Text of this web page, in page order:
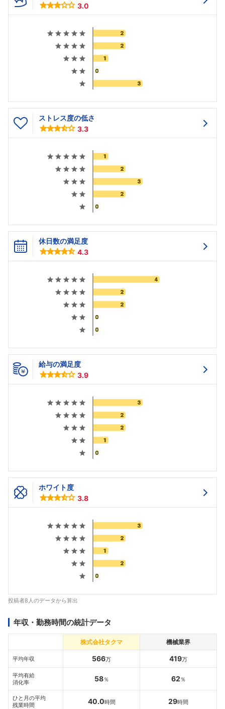
3.0
ストレス度の低さ
3.3
休日数の満足度
4.3
給与の満足度
3.9
ホワイト度
3.8
投稿者8人のデータから算出
年収・勤務時間の統計データ
株式会社タクマ 機械業界
平均年収 566万 419万
平均有給
消化率
58％ 62 ％
ひと月の平均
残業時間
40.0時間 29時間